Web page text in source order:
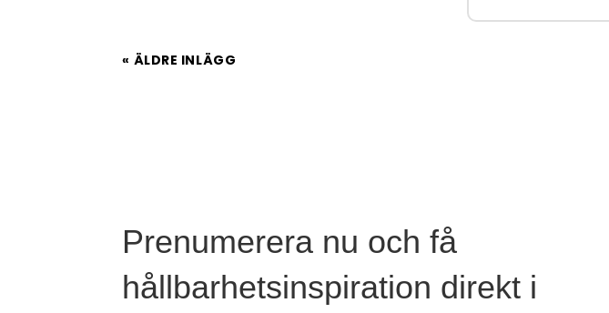
« ÄLDRE INLÄGG
Prenumerera nu och få
hållbarhetsinspiration direkt i